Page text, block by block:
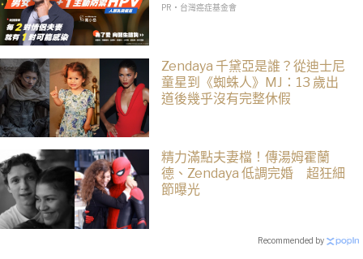
PR・台灣癌症基金會
Zendaya 千黛亞是誰？從迪士尼
童星到《蜘蛛人》MJ：13 歲出
道後幾乎沒有完整休假
精力滿點夫妻檔！傳湯姆霍蘭
德、Zendaya 低調完婚 超狂細
節曝光
Recommended by